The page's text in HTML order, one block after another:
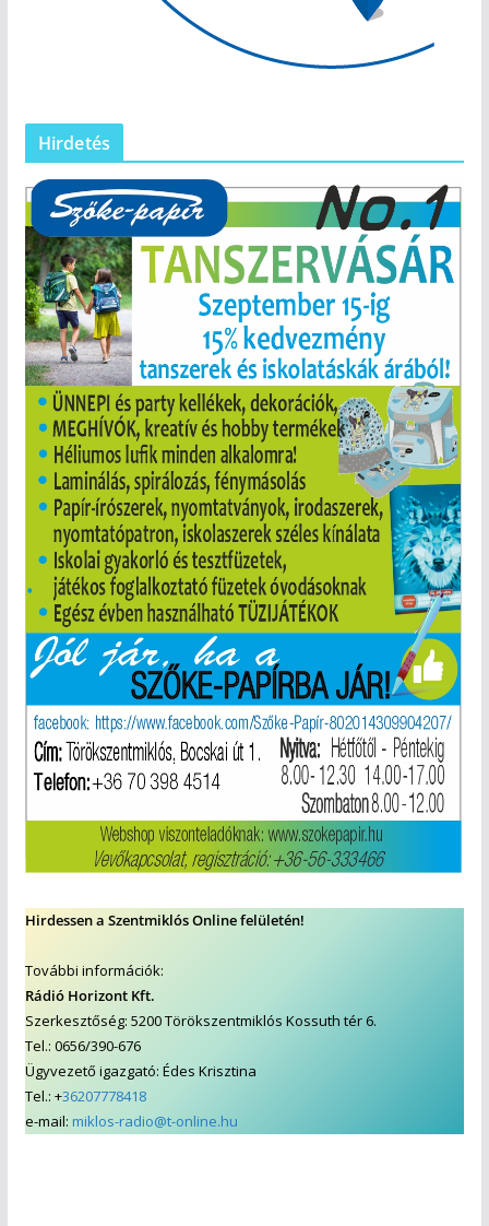
Hirdetés
Hirdessen a Szentmiklós Online felületén!
További információk:
Rádió Horizont Kft.
Szerkesztőség: 5200 Törökszentmiklós Kossuth tér 6.
Tel.: 0656/390-676
Ügyvezető igazgató: Édes Krisztina
Tel.: +36207778418
e-mail: miklos-radio@t-online.hu